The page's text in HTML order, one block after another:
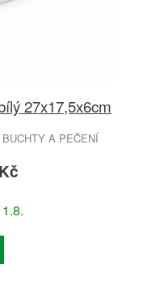
27x17,5x6cm
A PEČENÍ